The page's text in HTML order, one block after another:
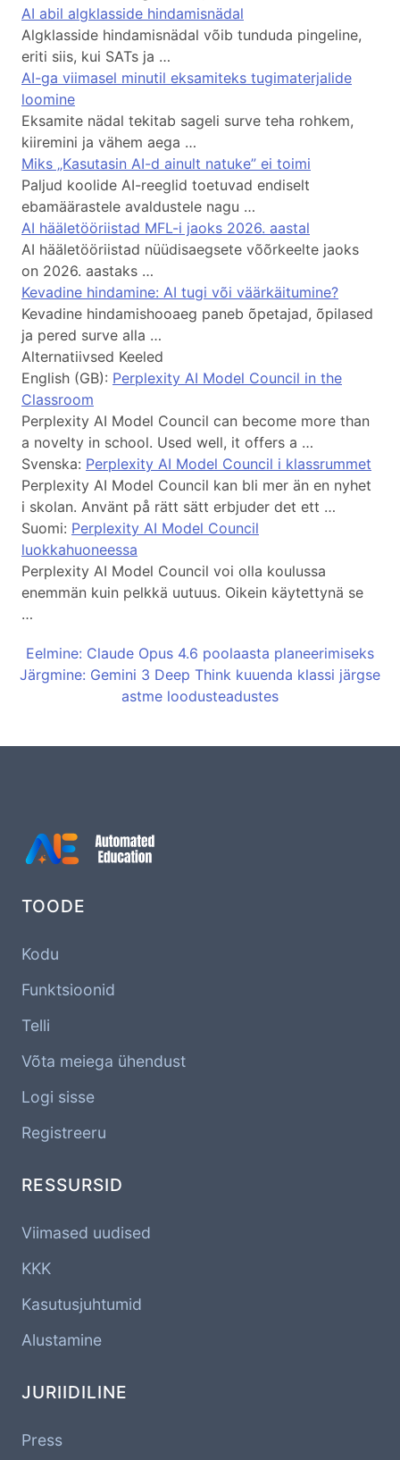
AI abil algklasside hindamisnädal
Algklasside hindamisnädal võib tunduda pingeline,
eriti siis, kui SATs ja …
AI-ga viimasel minutil eksamiteks tugimaterjalide
loomine
Eksamite nädal tekitab sageli surve teha rohkem,
kiiremini ja vähem aega …
Miks „Kasutasin AI-d ainult natuke” ei toimi
Paljud koolide AI-reeglid toetuvad endiselt
ebamäärastele avaldustele nagu …
AI hääletööriistad MFL-i jaoks 2026. aastal
AI hääletööriistad nüüdisaegsete võõrkeelte jaoks
on 2026. aastaks …
Kevadine hindamine: AI tugi või väärkäitumine?
Kevadine hindamishooaeg paneb õpetajad, õpilased
ja pered surve alla …
Alternatiivsed Keeled
English (GB): Perplexity AI Model Council in the
Classroom
Perplexity AI Model Council can become more than
a novelty in school. Used well, it offers a …
Svenska: Perplexity AI Model Council i klassrummet
Perplexity AI Model Council kan bli mer än en nyhet
i skolan. Använt på rätt sätt erbjuder det ett …
Suomi: Perplexity AI Model Council
luokkahuoneessa
Perplexity AI Model Council voi olla koulussa
enemmän kuin pelkkä uutuus. Oikein käytettynä se
…
Eelmine: Claude Opus 4.6 poolaasta planeerimiseks
Järgmine: Gemini 3 Deep Think kuuenda klassi järgse
astme loodusteadustes
TOODE
Kodu
Funktsioonid
Telli
Võta meiega ühendust
Logi sisse
Registreeru
RESSURSID
Viimased uudised
KKK
Kasutusjuhtumid
Alustamine
JURIIDILINE
Press